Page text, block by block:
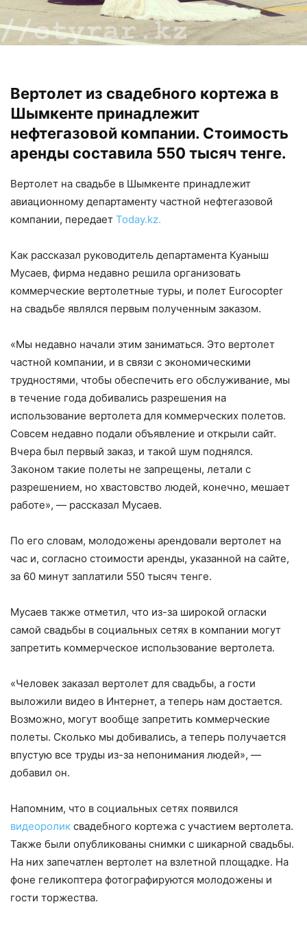
Вертолет из свадебного кортежа в
Шымкенте принадлежит
нефтегазовой компании. Стоимость
аренды составила 550 тысяч тенге.
Вертолет на свадьбе в Шымкенте принадлежит
авиационному департаменту частной нефтегазовой
компании, передает Today.kz.
Как рассказал руководитель департамента Куаныш
Мусаев, фирма недавно решила организовать
коммерческие вертолетные туры, и полет Eurocopter
на свадьбе являлся первым полученным заказом.
«Мы недавно начали этим заниматься. Это вертолет
частной компании, и в связи с экономическими
трудностями, чтобы обеспечить его обслуживание, мы
в течение года добивались разрешения на
использование вертолета для коммерческих полетов.
Совсем недавно подали объявление и открыли сайт.
Вчера был первый заказ, и такой шум поднялся.
Законом такие полеты не запрещены, летали с
разрешением, но хвастовство людей, конечно, мешает
работе», — рассказал Мусаев.
По его словам, молодожены арендовали вертолет на
час и, согласно стоимости аренды, указанной на сайте,
за 60 минут заплатили 550 тысяч тенге.
Мусаев также отметил, что из-за широкой огласки
самой свадьбы в социальных сетях в компании могут
запретить коммерческое использование вертолета.
«Человек заказал вертолет для свадьбы, а гости
выложили видео в Интернет, а теперь нам достается.
Возможно, могут вообще запретить коммерческие
полеты. Сколько мы добивались, а теперь получается
впустую все труды из-за непонимания людей», —
добавил он.
Напомним, что в социальных сетях появился
видеоролик свадебного кортежа с участием вертолета.
Также были опубликованы снимки с шикарной свадьбы.
На них запечатлен вертолет на взлетной площадке. На
фоне геликоптера фотографируются молодожены и
гости торжества.